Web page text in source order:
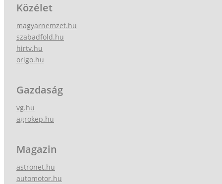
Közélet
magyarnemzet.hu
szabadfold.hu
hirtv.hu
origo.hu
Gazdaság
vg.hu
agrokep.hu
Magazin
astronet.hu
automotor.hu